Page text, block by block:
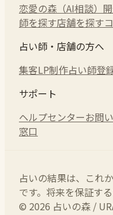
恋愛の森（AI相談）
師を探す店舗を探す
占い師・店舗の方へ
集客LP制作占い師登
サポート
ヘルプセンターお問
窓口
占いの結果は、これ
です。将来を保証す
© 2026 占いの森 /